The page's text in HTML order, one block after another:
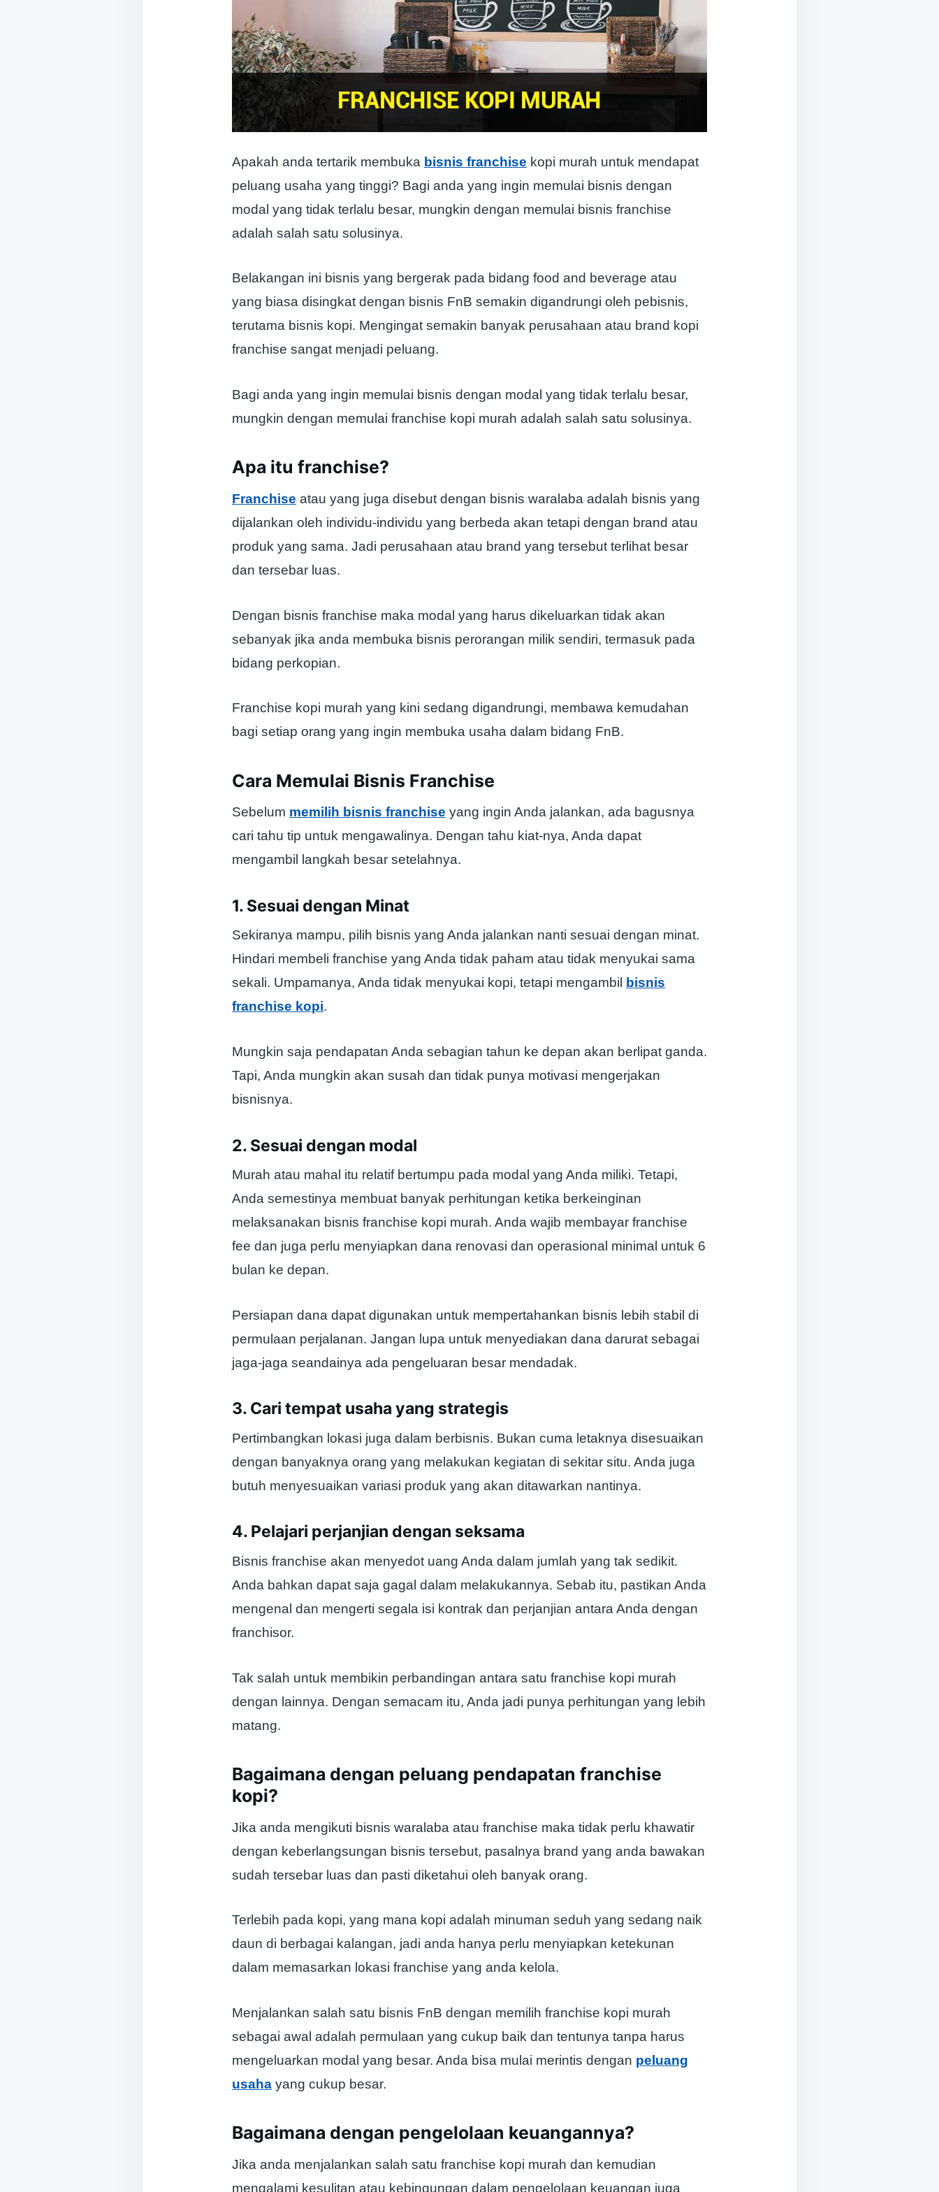
Apakah anda tertarik membuka bisnis franchise kopi murah untuk mendapat
peluang usaha yang tinggi? Bagi anda yang ingin memulai bisnis dengan
modal yang tidak terlalu besar, mungkin dengan memulai bisnis franchise
adalah salah satu solusinya.
Belakangan ini bisnis yang bergerak pada bidang food and beverage atau
yang biasa disingkat dengan bisnis FnB semakin digandrungi oleh pebisnis,
terutama bisnis kopi. Mengingat semakin banyak perusahaan atau brand kopi
franchise sangat menjadi peluang.
Bagi anda yang ingin memulai bisnis dengan modal yang tidak terlalu besar,
mungkin dengan memulai franchise kopi murah adalah salah satu solusinya.
Apa itu franchise?
Franchise atau yang juga disebut dengan bisnis waralaba adalah bisnis yang
dijalankan oleh individu-individu yang berbeda akan tetapi dengan brand atau
produk yang sama. Jadi perusahaan atau brand yang tersebut terlihat besar
dan tersebar luas.
Dengan bisnis franchise maka modal yang harus dikeluarkan tidak akan
sebanyak jika anda membuka bisnis perorangan milik sendiri, termasuk pada
bidang perkopian.
Franchise kopi murah yang kini sedang digandrungi, membawa kemudahan
bagi setiap orang yang ingin membuka usaha dalam bidang FnB.
Cara Memulai Bisnis Franchise
Sebelum memilih bisnis franchise yang ingin Anda jalankan, ada bagusnya
cari tahu tip untuk mengawalinya. Dengan tahu kiat-nya, Anda dapat
mengambil langkah besar setelahnya.
1. Sesuai dengan Minat
Sekiranya mampu, pilih bisnis yang Anda jalankan nanti sesuai dengan minat.
Hindari membeli franchise yang Anda tidak paham atau tidak menyukai sama
sekali. Umpamanya, Anda tidak menyukai kopi, tetapi mengambil
bisnis
franchise kopi.
Mungkin saja pendapatan Anda sebagian tahun ke depan akan berlipat ganda.
Tapi, Anda mungkin akan susah dan tidak punya motivasi mengerjakan
bisnisnya.
2. Sesuai dengan modal
Murah atau mahal itu relatif bertumpu pada modal yang Anda miliki. Tetapi,
Anda semestinya membuat banyak perhitungan ketika berkeinginan
melaksanakan bisnis franchise kopi murah. Anda wajib membayar franchise
fee dan juga perlu menyiapkan dana renovasi dan operasional minimal untuk 6
bulan ke depan.
Persiapan dana dapat digunakan untuk mempertahankan bisnis lebih stabil di
permulaan perjalanan. Jangan lupa untuk menyediakan dana darurat sebagai
jaga-jaga seandainya ada pengeluaran besar mendadak.
3. Cari tempat usaha yang strategis
Pertimbangkan lokasi juga dalam berbisnis. Bukan cuma letaknya disesuaikan
dengan banyaknya orang yang melakukan kegiatan di sekitar situ. Anda juga
butuh menyesuaikan variasi produk yang akan ditawarkan nantinya.
4. Pelajari perjanjian dengan seksama
Bisnis franchise akan menyedot uang Anda dalam jumlah yang tak sedikit.
Anda bahkan dapat saja gagal dalam melakukannya. Sebab itu, pastikan Anda
mengenal dan mengerti segala isi kontrak dan perjanjian antara Anda dengan
franchisor.
Tak salah untuk membikin perbandingan antara satu franchise kopi murah
dengan lainnya. Dengan semacam itu, Anda jadi punya perhitungan yang lebih
matang.
Bagaimana dengan peluang pendapatan franchise
kopi?
Jika anda mengikuti bisnis waralaba atau franchise maka tidak perlu khawatir
dengan keberlangsungan bisnis tersebut, pasalnya brand yang anda bawakan
sudah tersebar luas dan pasti diketahui oleh banyak orang.
Terlebih pada kopi, yang mana kopi adalah minuman seduh yang sedang naik
daun di berbagai kalangan, jadi anda hanya perlu menyiapkan ketekunan
dalam memasarkan lokasi franchise yang anda kelola.
Menjalankan salah satu bisnis FnB dengan memilih franchise kopi murah
sebagai awal adalah permulaan yang cukup baik dan tentunya tanpa harus
mengeluarkan modal yang besar. Anda bisa mulai merintis dengan peluang
usaha yang cukup besar.
Bagaimana dengan pengelolaan keuangannya?
Jika anda menjalankan salah satu franchise kopi murah dan kemudian
mengalami kesulitan atau kebingungan dalam pengelolaan keuangan juga